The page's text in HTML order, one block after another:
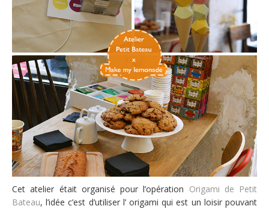
Cet atelier était organisé pour l’opération Origami de Petit
Bateau, l’idée c’est d’utiliser l’ origami qui est un loisir pouvant